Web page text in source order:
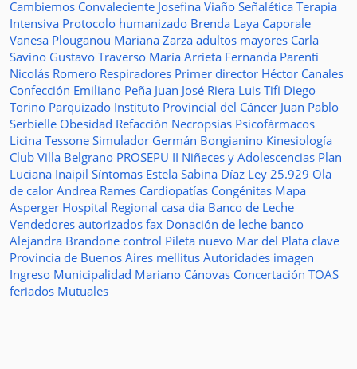
Cambiemos Convaleciente Josefina Viaño Señalética Terapia
Intensiva Protocolo humanizado Brenda Laya Caporale
Vanesa Plouganou Mariana Zarza adultos mayores Carla
Savino Gustavo Traverso María Arrieta Fernanda Parenti
Nicolás Romero Respiradores Primer director Héctor Canales
Confección Emiliano Peña Juan José Riera Luis Tifi Diego
Torino Parquizado Instituto Provincial del Cáncer Juan Pablo
Serbielle Obesidad Refacción Necropsias Psicofármacos
Licina Tessone Simulador Germán Bongianino Kinesiología
Club Villa Belgrano PROSEPU II Niñeces y Adolescencias Plan
Luciana Inaipil Síntomas Estela Sabina Díaz Ley 25.929 Ola
de calor Andrea Rames Cardiopatías Congénitas Mapa
Asperger Hospital Regional casa dia Banco de Leche
Vendedores autorizados fax Donación de leche banco
Alejandra Brandone control Pileta nuevo Mar del Plata clave
Provincia de Buenos Aires mellitus Autoridades imagen
Ingreso Municipalidad Mariano Cánovas Concertación TOAS
feriados Mutuales